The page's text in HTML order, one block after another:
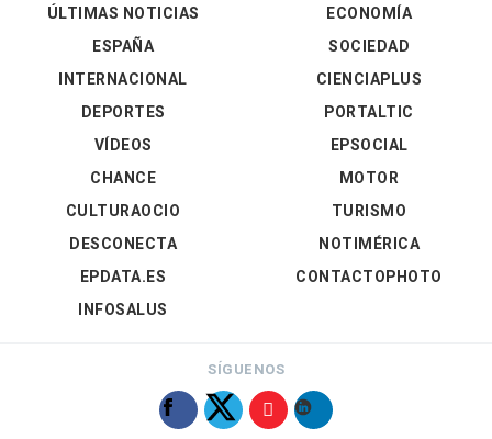
ÚLTIMAS NOTICIAS
ESPAÑA
INTERNACIONAL
DEPORTES
VÍDEOS
ECONOMÍA
SOCIEDAD
CIENCIAPLUS
PORTALTIC
EPSOCIAL
CHANCE
CULTURAOCIO
DESCONECTA
EPDATA.ES
INFOSALUS
MOTOR
TURISMO
NOTIMÉRICA
CONTACTOPHOTO
SÍGUENOS